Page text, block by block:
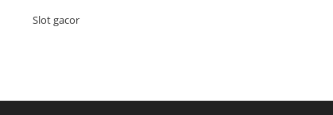
Slot gacor